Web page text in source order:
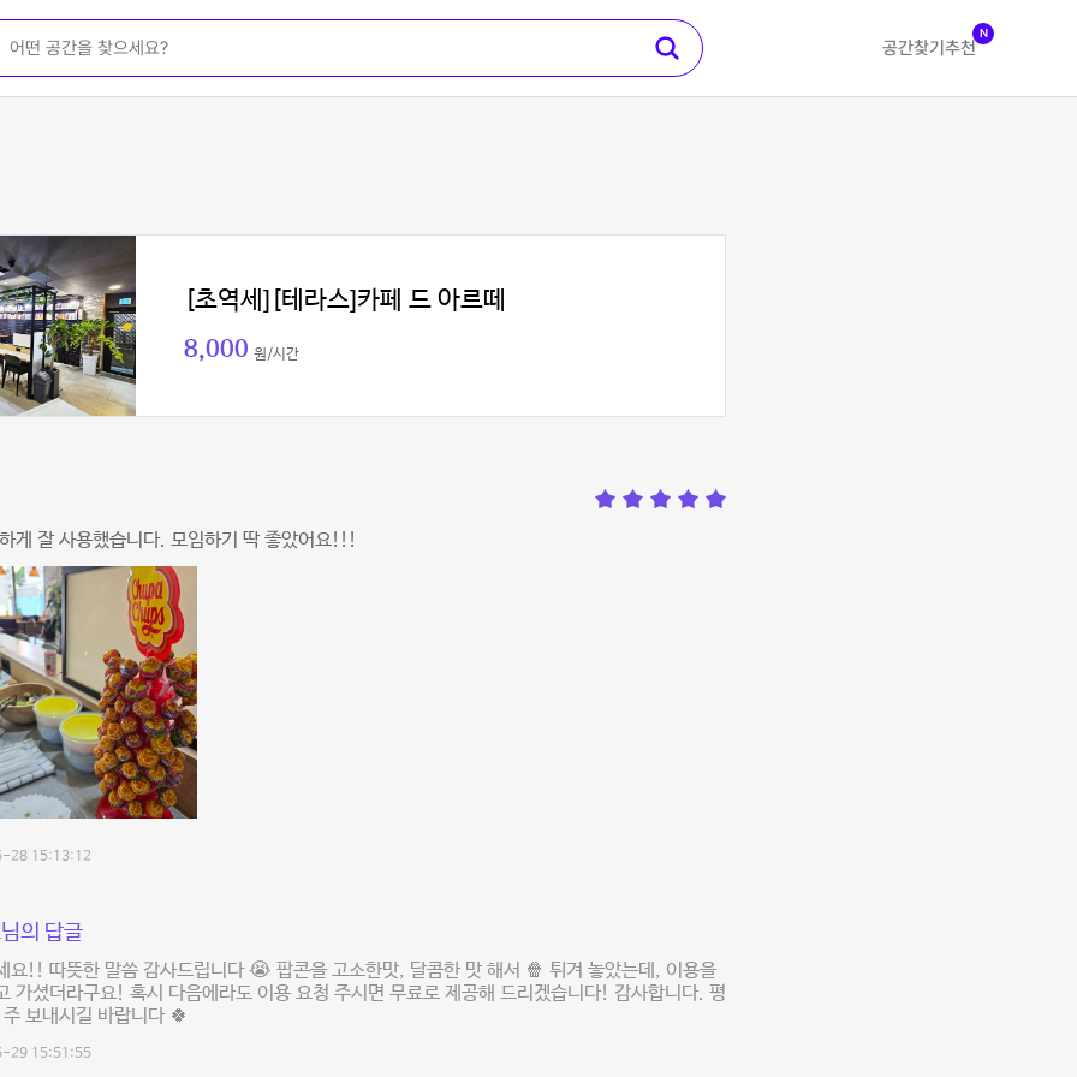
공간찾기 추천
N
[초역세][테라스]카페 드 아르떼
8,000 원/시간
게 잘 사용했습니다. 모임하기 딱 좋았어요!!!
28 15:13:12
의 답글
요!! 따뜻한 말씀 감사드립니다 😭 팝콘을 고소한맛, 달콤한 맛 해서 🍿 튀겨 놓았는데, 이용을
가셨더라구요! 혹시 다음에라도 이용 요청 주시면 무료로 제공해 드리겠습니다! 감사합니다. 평
보내시길 바랍니다 🍀
29 15:51:55